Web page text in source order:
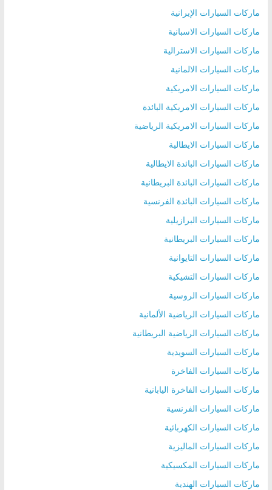
ماركات السيارات الإيرانية
ماركات السيارات الاسبانية
ماركات السيارات الاسترالية
ماركات السيارات الالمانية
ماركات السيارات الامريكية
ماركات السيارات الامريكية البائدة
ماركات السيارات الامريكية الرياضية
ماركات السيارات الايطالية
ماركات السيارات البائدة الايطالية
ماركات السيارات البائدة البريطانية
ماركات السيارات البائدة الفرنسية
ماركات السيارات البرازيلية
ماركات السيارات البريطانية
ماركات السيارات التايوانية
ماركات السيارات التشيكية
ماركات السيارات الروسية
ماركات السيارات الرياضية الألمانية
ماركات السيارات الرياضية البريطانية
ماركات السيارات السويدية
ماركات السيارات الفاخرة
ماركات السيارات الفاخرة اليابانية
ماركات السيارات الفرنسية
ماركات السيارات الكهربائية
ماركات السيارات الماليزية
ماركات السيارات المكسيكية
ماركات السيارات الهندية